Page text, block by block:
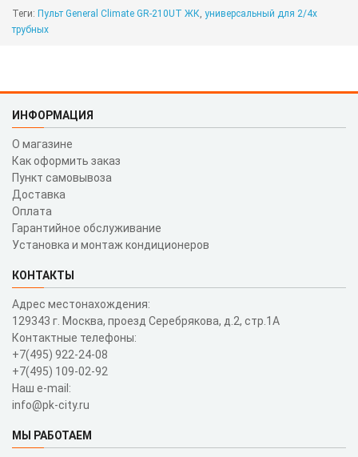
Теги: Пульт General Climate GR-210UT ЖК универсальный для 2/4х
трубных
ИНФОРМАЦИЯ
О магазине
Как оформить заказ
Пункт самовывоза
Доставка
Оплата
Гарантийное обслуживание
Установка и монтаж кондиционеров
КОНТАКТЫ
Адрес местонахождения:
129343 г. Москва, проезд Серебрякова, д.2, стр.1A
Контактные телефоны:
+7(495) 922-24-08
+7(495) 109-02-92
Наш e-mail:
info@pk-city.ru
МЫ РАБОТАЕМ